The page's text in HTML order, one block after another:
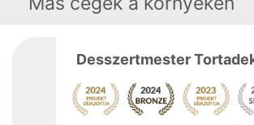
Desszertmester